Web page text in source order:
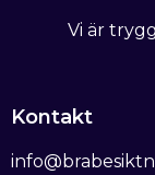
Kontakt
Vi är